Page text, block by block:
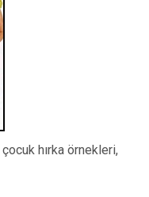
hırka örnekleri,